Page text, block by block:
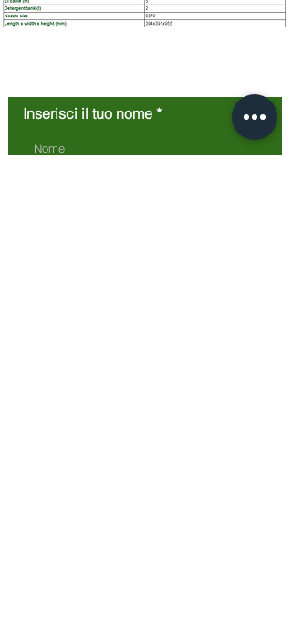
Inserisci il tuo nome